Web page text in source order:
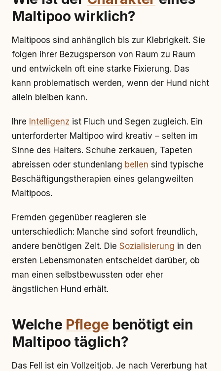
Maltipoo wirklich?
Maltipoos sind anhänglich bis zur Klebrigkeit. Sie
folgen ihrer Bezugsperson von Raum zu Raum
und entwickeln oft eine starke Fixierung. Das
kann problematisch werden, wenn der Hund nicht
allein bleiben kann.
Ihre Intelligenz ist Fluch und Segen zugleich. Ein
unterforderter Maltipoo wird kreativ – selten im
Sinne des Halters. Schuhe zerkauen, Tapeten
abreissen oder stundenlang bellen sind typische
Beschäftigungstherapien eines gelangweilten
Maltipoos.
Fremden gegenüber reagieren sie
unterschiedlich: Manche sind sofort freundlich,
andere benötigen Zeit. Die Sozialisierung in den
ersten Lebensmonaten entscheidet darüber, ob
man einen selbstbewussten oder eher
ängstlichen Hund erhält.
Welche Pflege benötigt ein
Maltipoo täglich?
Das Fell ist ein Vollzeitjob. Je nach Vererbung hat